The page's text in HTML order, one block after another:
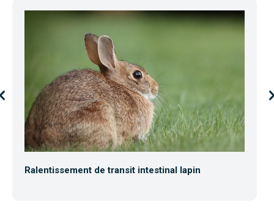
Ralentissement de transit intestinal lapin